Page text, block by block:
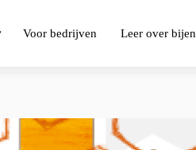
Voor bedrijven Leer over bijen